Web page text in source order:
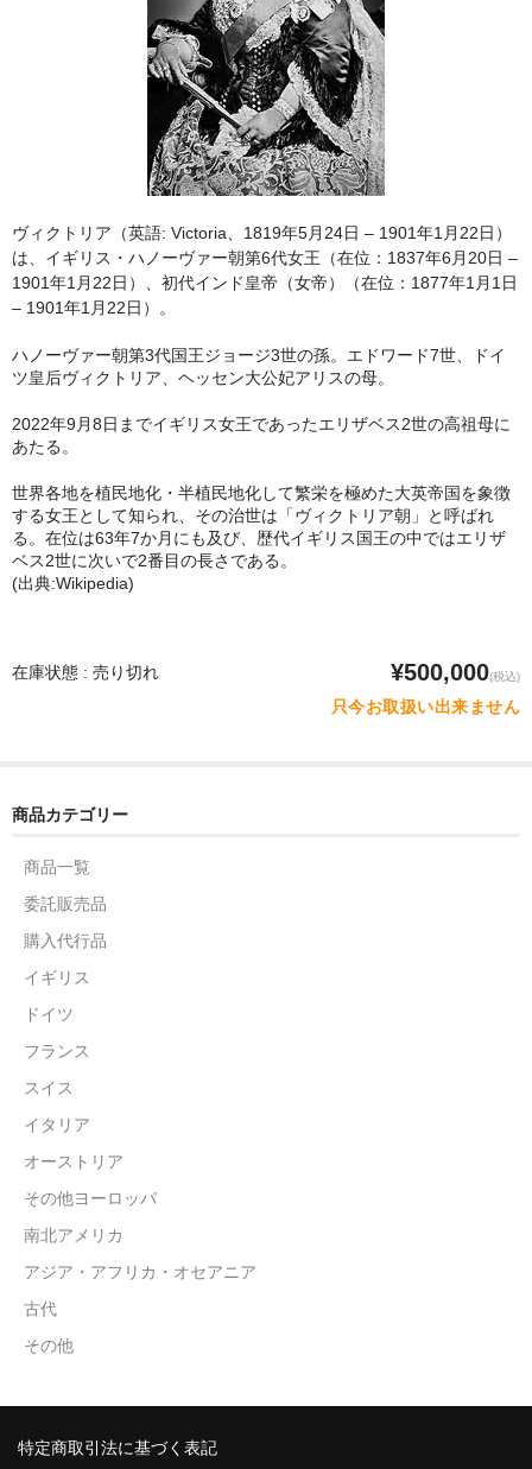
ヴィクトリア（英語: Victoria、1819年5月24日 – 1901年1月22日）
は、イギリス・ハノーヴァー朝第6代女王（在位：1837年6月20日 –
1901年1月22日）、初代インド皇帝（女帝）（在位：1877年1月1日
– 1901年1月22日）。
ハノーヴァー朝第3代国王ジョージ3世の孫。エドワード7世、ドイ
ツ皇后ヴィクトリア、ヘッセン大公妃アリスの母。
2022年9月8日までイギリス女王であったエリザベス2世の高祖母に
あたる。
世界各地を植民地化・半植民地化して繁栄を極めた大英帝国を象徴
する女王として知られ、その治世は「ヴィクトリア朝」と呼ばれ
る。在位は63年7か月にも及び、歴代イギリス国王の中ではエリザ
ベス2世に次いで2番目の長さである。
(出典:Wikipedia)
在庫状態 : 売り切れ ¥500,000(税込)
只今お取扱い出来ません
商品カテゴリー
商品一覧
委託販売品
購入代行品
イギリス
ドイツ
フランス
スイス
イタリア
オーストリア
その他ヨーロッパ
南北アメリカ
アジア・アフリカ・オセアニア
古代
その他
特定商取引法に基づく表記